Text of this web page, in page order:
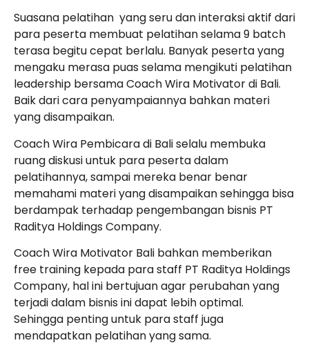
Suasana pelatihan yang seru dan interaksi aktif dari
para peserta membuat pelatihan selama 9 batch
terasa begitu cepat berlalu. Banyak peserta yang
mengaku merasa puas selama mengikuti pelatihan
leadership bersama Coach Wira Motivator di Bali.
Baik dari cara penyampaiannya bahkan materi
yang disampaikan.
Coach Wira Pembicara di Bali selalu membuka
ruang diskusi untuk para peserta dalam
pelatihannya, sampai mereka benar benar
memahami materi yang disampaikan sehingga bisa
berdampak terhadap pengembangan bisnis PT
Raditya Holdings Company.
Coach Wira Motivator Bali bahkan memberikan
free training kepada para staff PT Raditya Holdings
Company, hal ini bertujuan agar perubahan yang
terjadi dalam bisnis ini dapat lebih optimal.
Sehingga penting untuk para staff juga
mendapatkan pelatihan yang sama.